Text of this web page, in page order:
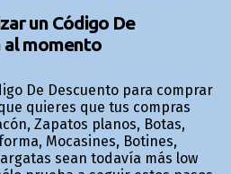
un Código De
al momento
De Descuento para comprar
quieres que tus compras
Zapatos planos, Botas,
Mocasines, Botines,
sean todavía más low